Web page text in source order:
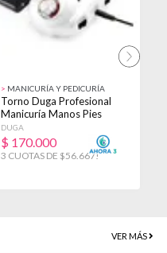
> MANICURÍA Y PEDICURÍA
Torno Duga Profesional
Manicuría Manos Pies
35000 Rpm D5020
DUGA
$ 170.000
3 CUOTAS DE $56.667!
VER MÁS